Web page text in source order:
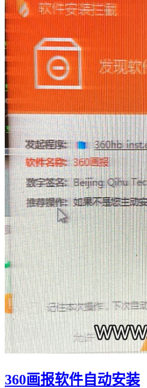
360画报软件自动安装